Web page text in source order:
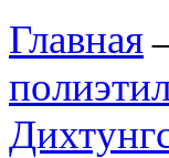
Главная